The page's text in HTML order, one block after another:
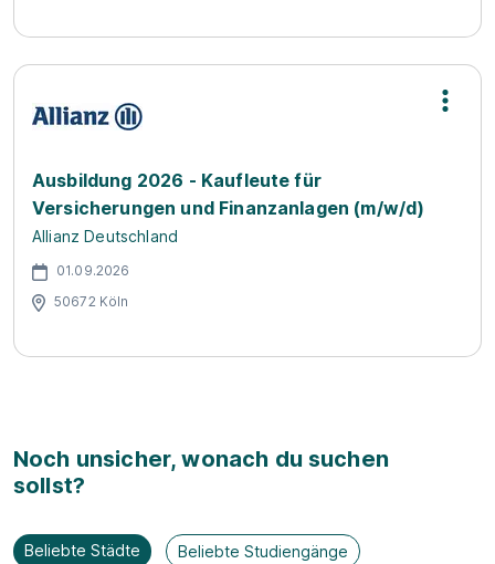
Ausbildung 2026 - Kaufleute für
Versicherungen und Finanzanlagen (m/w/d)
Allianz Deutschland
01.09.2026
50672 Köln
Noch unsicher, wonach du suchen
sollst?
Beliebte Städte Beliebte Studiengänge